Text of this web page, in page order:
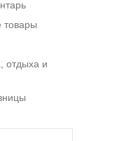
товары
отдыха и